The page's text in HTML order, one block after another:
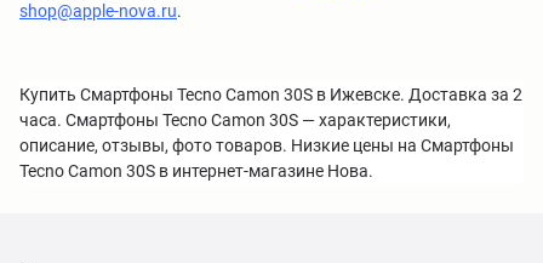
shop@apple-nova.ru.
Купить Смартфоны Tecno Camon 30S в Ижевске. Доставка за 2
часа. Смартфоны Tecno Camon 30S — характеристики,
описание, отзывы, фото товаров. Низкие цены на Смартфоны
Tecno Camon 30S в интернет-магазине Нова.